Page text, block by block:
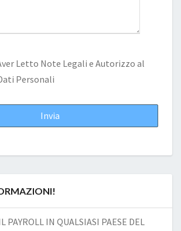
Letto Note Legali e Autorizzo al
Personali
PAYROLL IN QUALSIASI PAESE DEL